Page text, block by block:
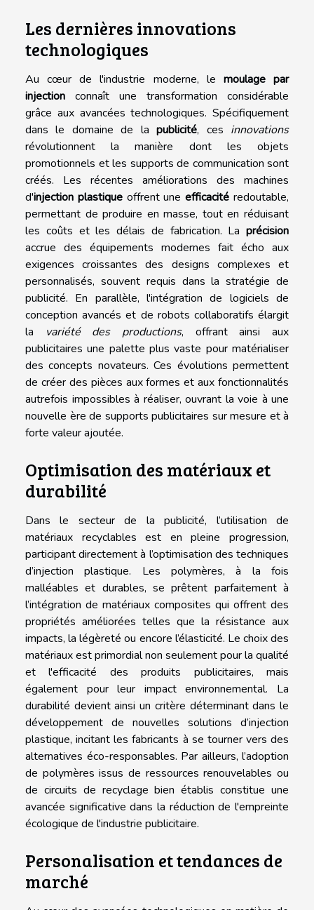
Les dernières innovations
technologiques
Au cœur de l'industrie moderne, le moulage par
injection connaît une transformation considérable
grâce aux avancées technologiques. Spécifiquement
dans le domaine de lapublicité, ces innovations
révolutionnent la manière dont les objets
promotionnels et les supports de communication sont
créés. Les récentes améliorations des machines
d'injection plastiqueoffrent uneefficacité redoutable,
permettant de produire en masse, tout en réduisant
les coûts et les délais de fabrication. La précision
accrue des équipements modernes fait écho aux
exigences croissantes des designs complexes et
personnalisés, souvent requis dans la stratégie de
publicité. En parallèle, l'intégration de logiciels de
conception avancés et de robots collaboratifs élargit
la
variété des productions, offrant ainsi aux
publicitaires une palette plus vaste pour matérialiser
des concepts novateurs. Ces évolutions permettent
de créer des pièces aux formes et aux fonctionnalités
autrefois impossibles à réaliser, ouvrant la voie à une
nouvelle ère de supports publicitaires sur mesure et à
forte valeur ajoutée.
Optimisation des matériaux et
durabilité
Dans le secteur de la publicité, l’utilisation de
matériaux recyclables est en pleine progression,
participant directement à l’optimisation des techniques
d’injection plastique. Les polymères, à la fois
malléables et durables, se prêtent parfaitement à
l’intégration de matériaux composites qui offrent des
propriétés améliorées telles que la résistance aux
impacts, la légèreté ou encore l’élasticité. Le choix des
matériaux est primordial non seulement pour la qualité
et l'efficacité des produits publicitaires, mais
également pour leur impact environnemental. La
durabilité devient ainsi un critère déterminant dans le
développement de nouvelles solutions d’injection
plastique, incitant les fabricants à se tourner vers des
alternatives éco-responsables. Par ailleurs, l’adoption
de polymères issus de ressources renouvelables ou
de circuits de recyclage bien établis constitue une
avancée significative dans la réduction de l'empreinte
écologique de l'industrie publicitaire.
Personalisation et tendances de
marché